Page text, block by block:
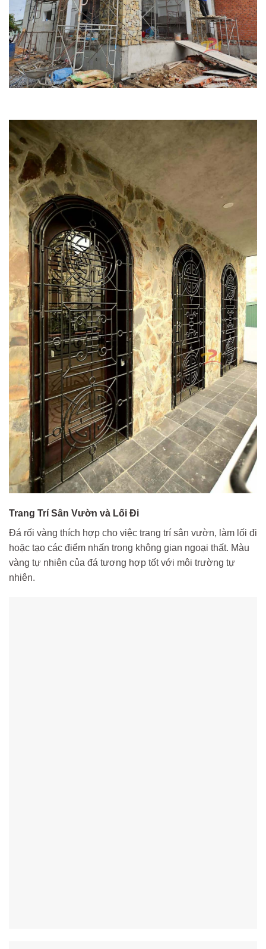
Trang Trí Sân Vườn và Lối Đi
Đá rối vàng thích hợp cho việc trang trí sân vườn, làm lối đi
hoặc tạo các điểm nhấn trong không gian ngoại thất. Màu
vàng tự nhiên của đá tương hợp tốt với môi trường tự
nhiên.